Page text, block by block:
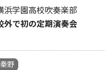
浜学園高校吹奏楽部
外で初の定期演奏会
秦野